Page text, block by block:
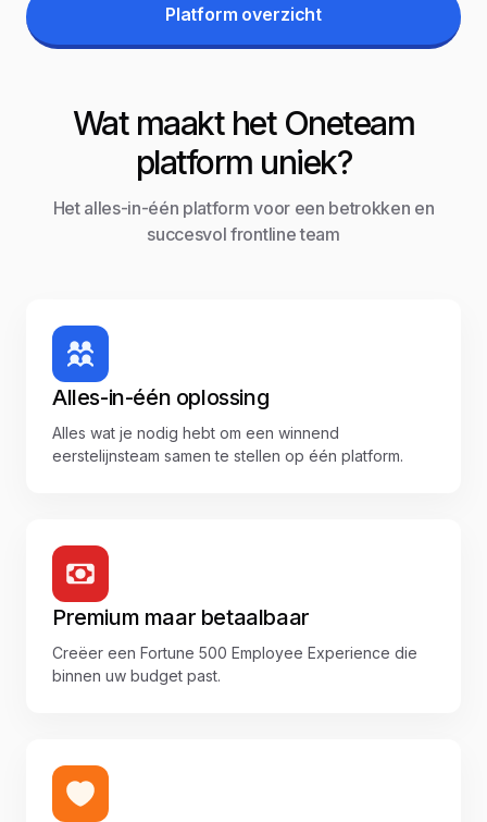
Platform overzicht
Wat maakt het Oneteam
platform uniek?
Het alles-in-één platform voor een betrokken en
succesvol frontline team
Alles-in-één oplossing
Alles wat je nodig hebt om een winnend
eerstelijnsteam samen te stellen op één platform.
Premium maar betaalbaar
Creëer een Fortune 500 Employee Experience die
binnen uw budget past.